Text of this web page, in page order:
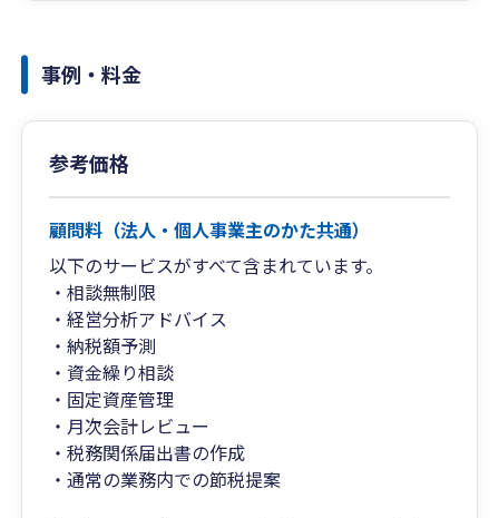
事例・料金
参考価格
顧問料（法人・個人事業主のかた共通）
以下のサービスがすべて含まれています。
・相談無制限
・経営分析アドバイス
・納税額予測
・資金繰り相談
・固定資産管理
・月次会計レビュー
・税務関係届出書の作成
・通常の業務内での節税提案